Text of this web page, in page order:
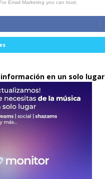
For Email Marketing you can trust.
en un solo lugar